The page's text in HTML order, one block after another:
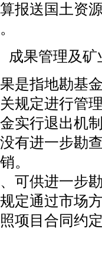
报送国土资
果管理及矿
是指地勘基
规定进行管
实行退出机
有进一步勘
。
供进一步勘
定通过市场
项目合同约